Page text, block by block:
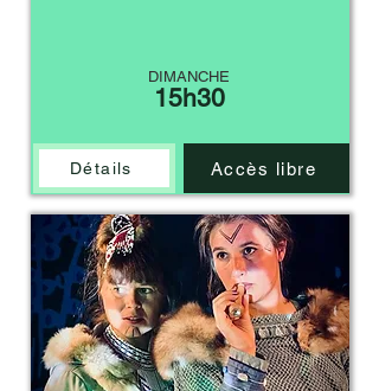
DIMANCHE
15h30
Détails Accès libre